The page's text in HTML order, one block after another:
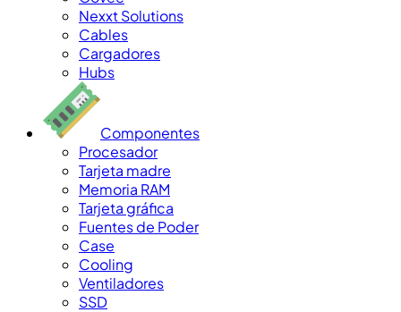
Nexxt Solutions
Cables
Cargadores
Hubs
Componentes
Procesador
Tarjeta madre
Memoria RAM
Tarjeta gráfica
Fuentes de Poder
Case
Cooling
Ventiladores
SSD